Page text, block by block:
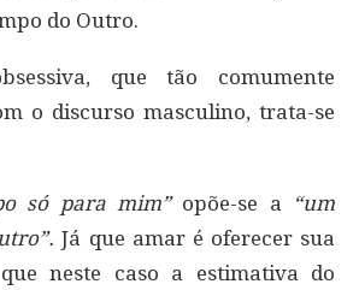
do Outro.
que tão comumente
o discurso masculino, trata-se
só para mim”opõe-se a
“um
Já que amar é oferecer sua
neste caso a estimativa do